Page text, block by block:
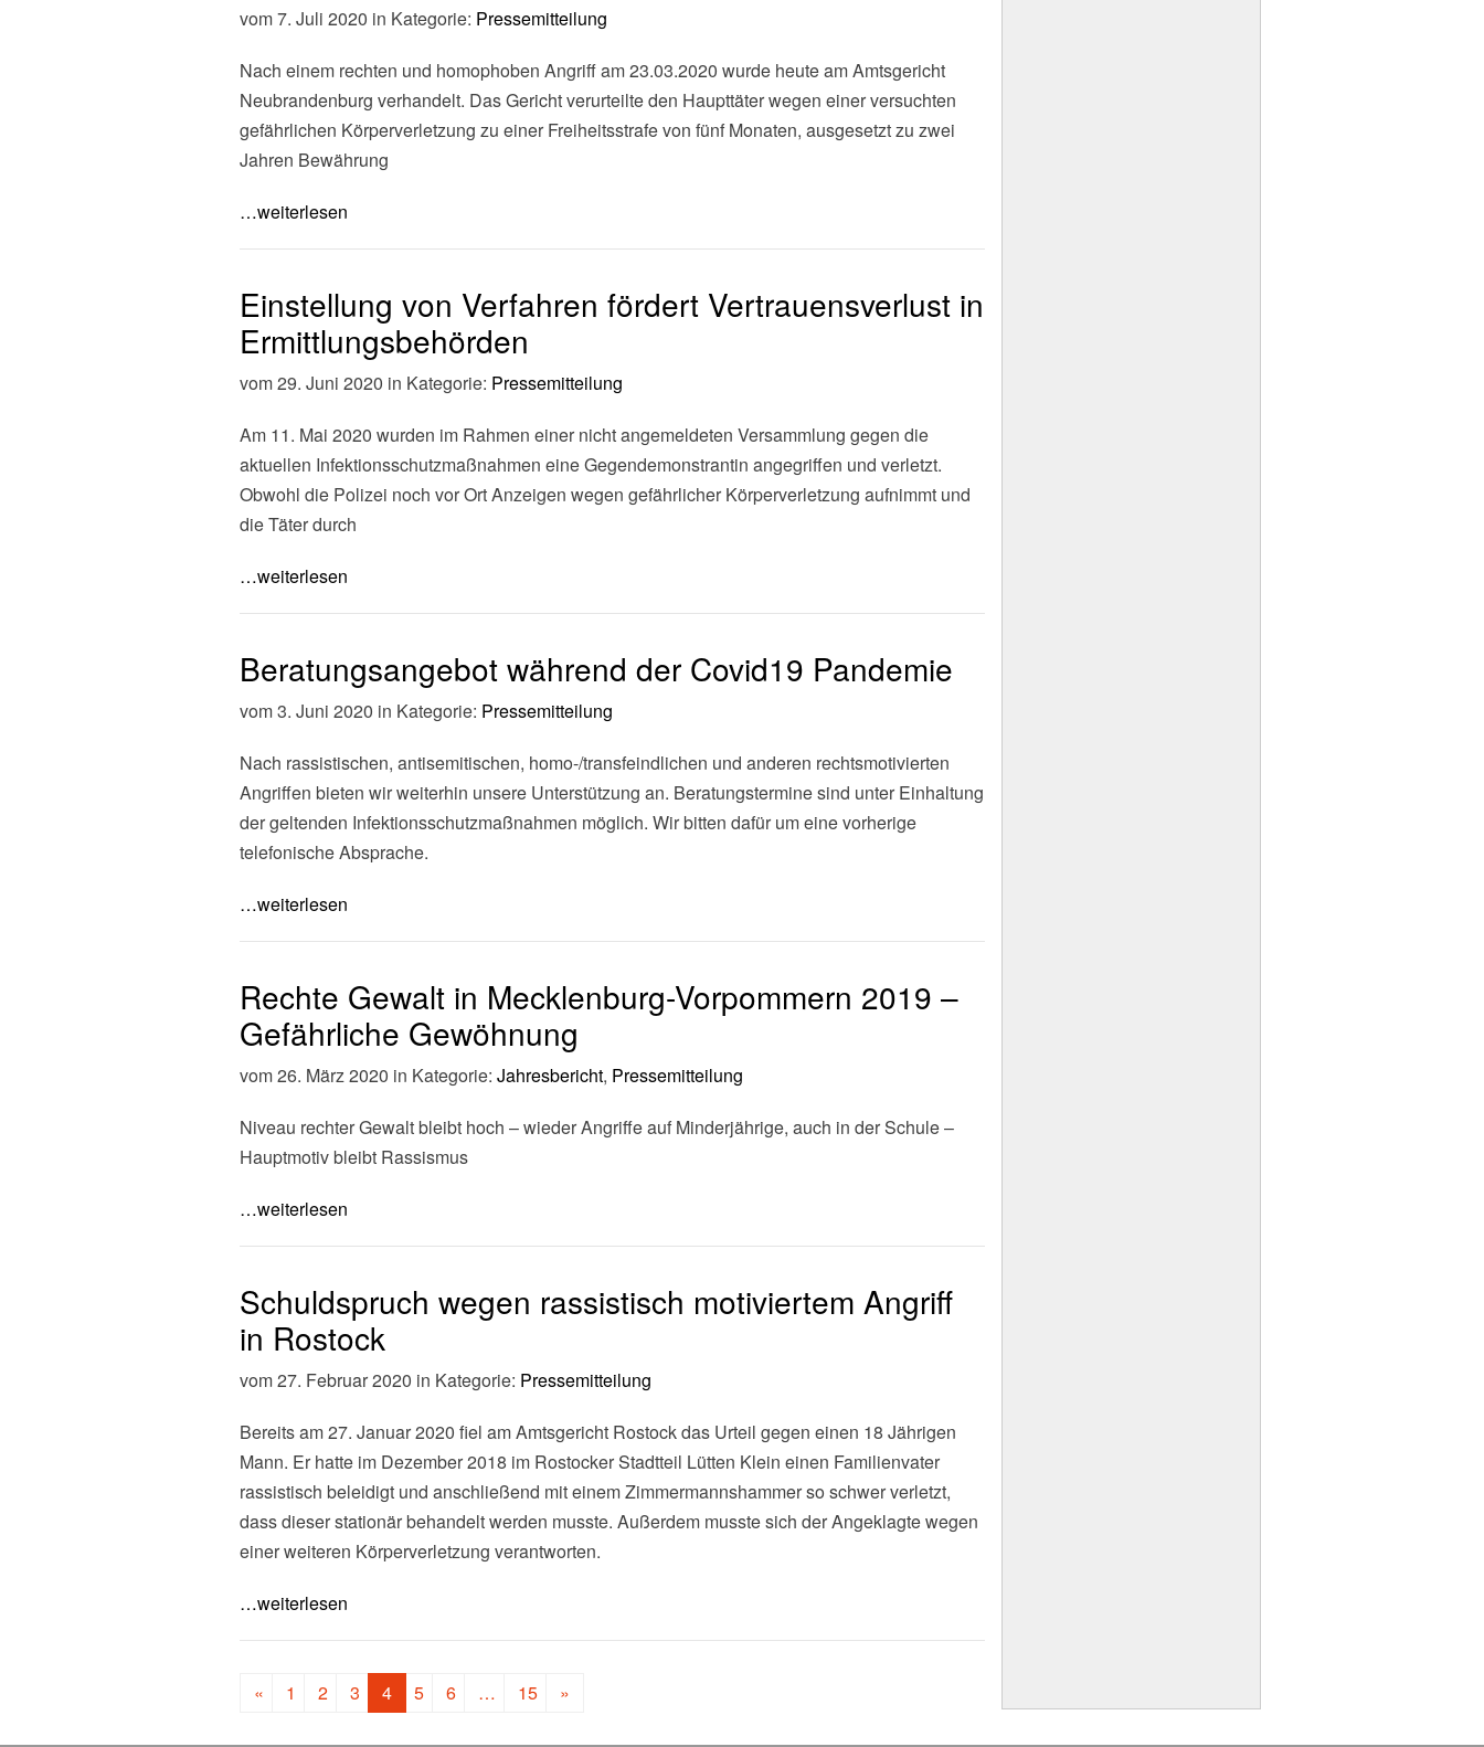
vom 7. Juli 2020 in Kategorie: Pressemitteilung
Nach einem rechten und homophoben Angriff am 23.03.2020 wurde heute am Amtsgericht
Neubrandenburg verhandelt. Das Gericht verurteilte den Haupttäter wegen einer versuchten
gefährlichen Körperverletzung zu einer Freiheitsstrafe von fünf Monaten, ausgesetzt zu zwei
Jahren Bewährung
…weiterlesen
Einstellung von Verfahren fördert Vertrauensverlust in
Ermittlungsbehörden
vom 29. Juni 2020 in Kategorie: Pressemitteilung
Am 11. Mai 2020 wurden im Rahmen einer nicht angemeldeten Versammlung gegen die
aktuellen Infektionsschutzmaßnahmen eine Gegendemonstrantin angegriffen und verletzt.
Obwohl die Polizei noch vor Ort Anzeigen wegen gefährlicher Körperverletzung aufnimmt und
die Täter durch
…weiterlesen
Beratungsangebot während der Covid19 Pandemie
vom 3. Juni 2020 in Kategorie: Pressemitteilung
Nach rassistischen, antisemitischen, homo-/transfeindlichen und anderen rechtsmotivierten
Angriffen bieten wir weiterhin unsere Unterstützung an. Beratungstermine sind unter Einhaltung
der geltenden Infektionsschutzmaßnahmen möglich. Wir bitten dafür um eine vorherige
telefonische Absprache.
…weiterlesen
Rechte Gewalt in Mecklenburg-Vorpommern 2019 –
Gefährliche Gewöhnung
vom 26. März 2020 in Kategorie: Jahresbericht, Pressemitteilung
Niveau rechter Gewalt bleibt hoch – wieder Angriffe auf Minderjährige, auch in der Schule –
Hauptmotiv bleibt Rassismus
…weiterlesen
Schuldspruch wegen rassistisch motiviertem Angriff
in Rostock
vom 27. Februar 2020 in Kategorie: Pressemitteilung
Bereits am 27. Januar 2020 fiel am Amtsgericht Rostock das Urteil gegen einen 18 Jährigen
Mann. Er hatte im Dezember 2018 im Rostocker Stadtteil Lütten Klein einen Familienvater
rassistisch beleidigt und anschließend mit einem Zimmermannshammer so schwer verletzt,
dass dieser stationär behandelt werden musste. Außerdem musste sich der Angeklagte wegen
einer weiteren Körperverletzung verantworten.
…weiterlesen
Beitragsnavigation
« 1 2 3 4 5 6 … 15 »